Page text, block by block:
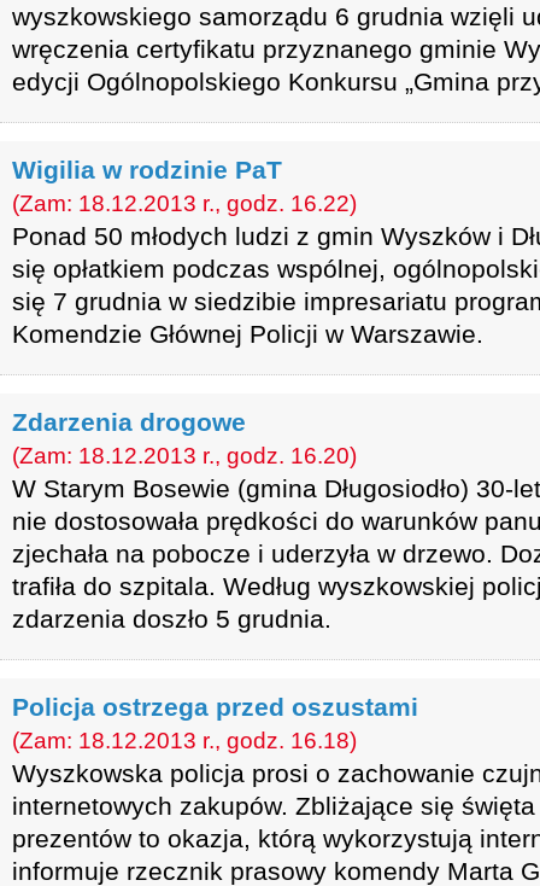
wyszkowskiego samorządu 6 grudnia wzięli
wręczenia certyfikatu przyznanego gminie
edycji Ogólnopolskiego Konkursu „Gmina
Wigilia w rodzinie PaT
(Zam: 18.12.2013 r., godz. 16.22)
Ponad 50 młodych ludzi z gmin Wyszków i
się opłatkiem podczas wspólnej,
się 7 grudnia w siedzibie impresariatu
Komendzie Głównej Policji w Warszawie.
Zdarzenia drogowe
(Zam: 18.12.2013 r., godz. 16.20)
W Starym Bosewie (gmina Długosiodło) 30-
nie dostosowała prędkości do warunków
zjechała na pobocze i uderzyła w drzewo.
trafiła do szpitala. Według wyszkowskiej
zdarzenia doszło 5 grudnia.
Policja ostrzega przed oszustami
(Zam: 18.12.2013 r., godz. 16.18)
Wyszkowska policja prosi o zachowanie
internetowych zakupów. Zbliżające się
prezentów to okazja, którą wykorzystują
informuje rzecznik prasowy komendy Marta